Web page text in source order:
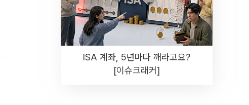
ISA 계좌, 5년마다 깨라고요?
[이슈크래커]